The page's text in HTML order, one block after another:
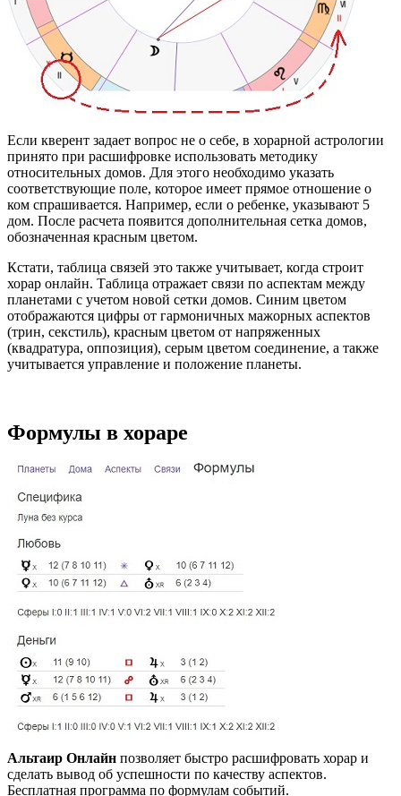
Если кверент задает вопрос не о себе, в хорарной астрологии
принято при расшифровке использовать методику
относительных домов. Для этого необходимо указать
соответствующие поле, которое имеет прямое отношение о
ком спрашивается. Например, если о ребенке, указывают 5
дом. После расчета появится дополнительная сетка домов,
обозначенная красным цветом.
Кстати, таблица связей это также учитывает, когда строит
хорар онлайн. Таблица отражает связи по аспектам между
планетами с учетом новой сетки домов. Синим цветом
отображаются цифры от гармоничных мажорных аспектов
(трин, секстиль), красным цветом от напряженных
(квадратура, оппозиция), серым цветом соединение, а также
учитывается управление и положение планеты.
Формулы в хораре
Альтаир Онлайн позволяет быстро расшифровать хорар и
сделать вывод об успешности по качеству аспектов.
Бесплатная программа по формулам событий.